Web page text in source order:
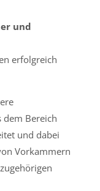
und
erfolgreich
dem Bereich
und dabei
Vorkammern